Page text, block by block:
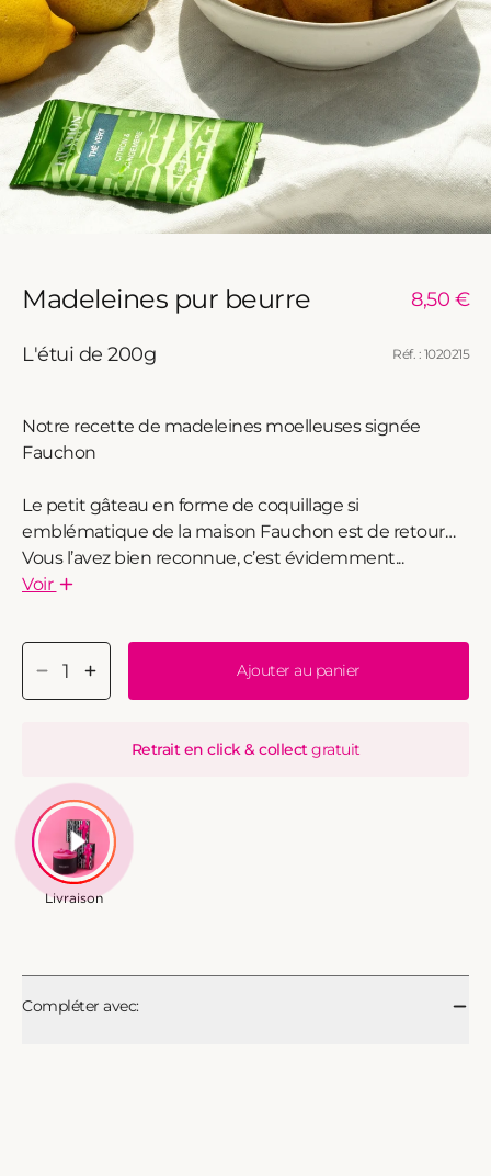
Madeleines pur beurre
Prix
8,50 €
L'étui de 200g Réf. : 1020215
Notre recette de madeleines moelleuses signée
Fauchon
Le petit gâteau en forme de coquillage si
emblématique de la maison Fauchon est de retour…
Vous l’avez bien reconnue, c’est évidemment...
Voir
Réduire
quantité
de
Madeleines
beurre
Augmenter
quantité
de
Madeleines
beurre
Ajouter au panier
Compléter avec: